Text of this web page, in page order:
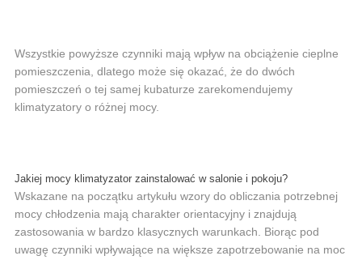
Wszystkie powyższe czynniki mają wpływ na obciążenie cieplne
pomieszczenia, dlatego może się okazać, że do dwóch
pomieszczeń o tej samej kubaturze zarekomendujemy
klimatyzatory o różnej mocy.
Jakiej mocy klimatyzator zainstalować w salonie i pokoju?
Wskazane na początku artykułu wzory do obliczania potrzebnej
mocy chłodzenia mają charakter orientacyjny i znajdują
zastosowania w bardzo klasycznych warunkach. Biorąc pod
uwagę czynniki wpływające na większe zapotrzebowanie na moc